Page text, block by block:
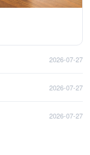
2026-07-27
2026-07-27
2026-07-27